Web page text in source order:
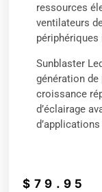
ressources
ventilateurs
Sunblaster
génération de
croissance
d’éclairage
$ 79.95